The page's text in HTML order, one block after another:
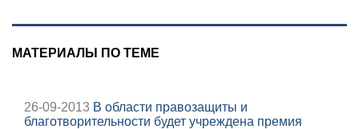
МАТЕРИАЛЫ ПО ТЕМЕ
26-09-2013 В области правозащиты и
благотворительности будет учреждена премия